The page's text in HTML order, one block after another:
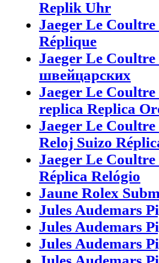
Replik Uhr
Jaeger Le
Réplique
Jaeger Le
швейцарских
Jaeger Le
replica Replica
Jaeger Le
Reloj Suizo
Jaeger Le
Réplica Relógio
Jaune Rolex
Jules Audemars
Jules Audemars
Jules Audemars